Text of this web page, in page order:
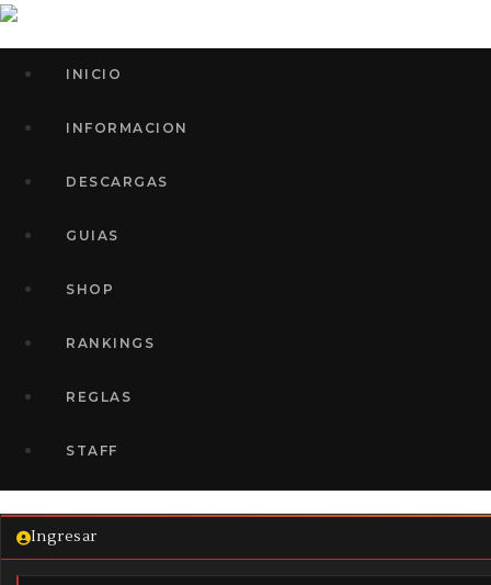
INICIO
INFORMACION
DESCARGAS
GUIAS
SHOP
RANKINGS
REGLAS
STAFF
Ingresar